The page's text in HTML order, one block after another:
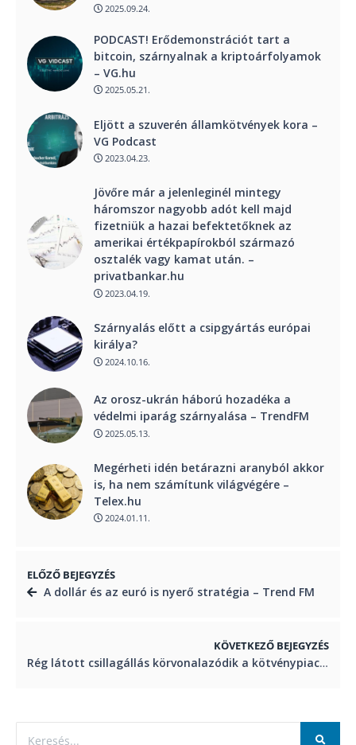
2025.09.24.
PODCAST! Erődemonstrációt tart a
bitcoin, szárnyalnak a kriptoárfolyamok
– VG.hu
2025.05.21.
Eljött a szuverén államkötvények kora –
VG Podcast
2023.04.23.
Jövőre már a jelenleginél mintegy
háromszor nagyobb adót kell majd
fizetniük a hazai befektetőknek az
amerikai értékpapírokból származó
osztalék vagy kamat után. –
privatbankar.hu
2023.04.19.
Szárnyalás előtt a csipgyártás európai
királya?
2024.10.16.
Az orosz-ukrán háború hozadéka a
védelmi iparág szárnyalása – TrendFM
2025.05.13.
Megérheti idén betárazni aranyból akkor
is, ha nem számítunk világvégére –
Telex.hu
2024.01.11.
ELŐZŐ BEJEGYZÉS
A dollár és az euró is nyerő stratégia – Trend FM
KÖVETKEZŐ BEJEGYZÉS
Rég látott csillagállás körvonalazódik a kötvénypiacon – VG.hu